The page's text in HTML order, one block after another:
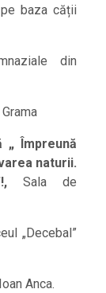
baza cății
din
„ Împreună
naturii.
Sala de
„Decebal”
Anca.